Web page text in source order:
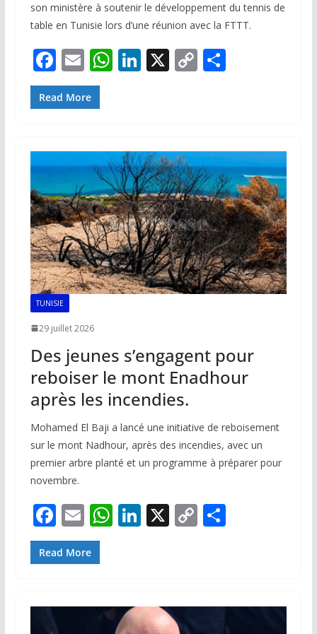
son ministère à soutenir le développement du tennis de
table en Tunisie lors d’une réunion avec la FTTT.
F
ac
e
o
o
k
E
m
ai
W
A
p
p
Li
dI
n
X C
Li
n
k
P
er
Read More
TUNISIE
29 juillet 2026
Des jeunes s’engagent pour
reboiser le mont Enadhour
après les incendies.
Mohamed El Baji a lancé une initiative de reboisement
sur le mont Nadhour, après des incendies, avec un
premier arbre planté et un programme à préparer pour
novembre.
F
ac
e
o
o
E
m
ai
W
A
p
Li
dI
n
X C
Li
n
P
er
Read More